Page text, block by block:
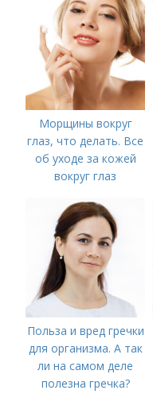
Морщины вокруг
глаз, что делать. Все
об уходе за кожей
вокруг глаз
Польза и вред гречки
для организма. А так
ли на самом деле
полезна гречка?